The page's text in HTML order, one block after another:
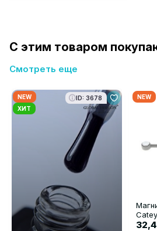
С этим товаром
Смотреть еще
NEW
ХИТ
ID: 3678 NEW
32,4